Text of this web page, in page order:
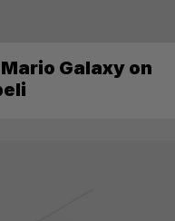
Galaxy on